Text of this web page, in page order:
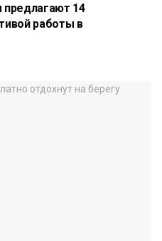
предлагают 14
работы в